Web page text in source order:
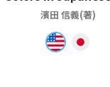
濱田 信義(著)